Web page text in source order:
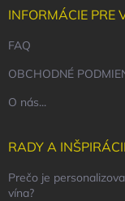
INFORMÁCIE PRE
FAQ
OBCHODNÉ
O nás...
RADY A
Prečo je
vína?